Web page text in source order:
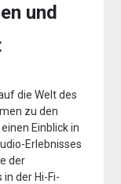
und
die Welt des
zu den
Einblick in
Erlebnisses
der
der Hi-Fi-